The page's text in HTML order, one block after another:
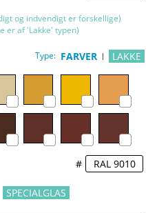
og indvendigt er forskellige)
er af 'Lakke' typen)
Type: FARVER LAKKE
#
SPECIALGLAS